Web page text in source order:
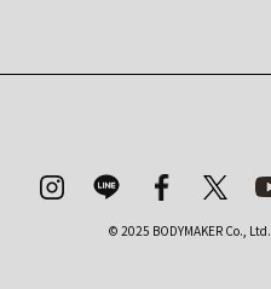
© 2025 BODYMAKER Co., Ltd.